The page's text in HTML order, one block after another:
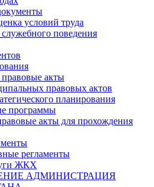
условий труда
поведения
акты
правовых актов
планирования
программы
акты для прохождения
регламенты
ЖКХ
АДМИНИСТРАЦИЯ